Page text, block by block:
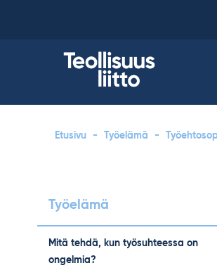
Etusivu - Työelämä -
Työelämä
Mitä tehdä, kun työsuhteessa on
ongelmia?